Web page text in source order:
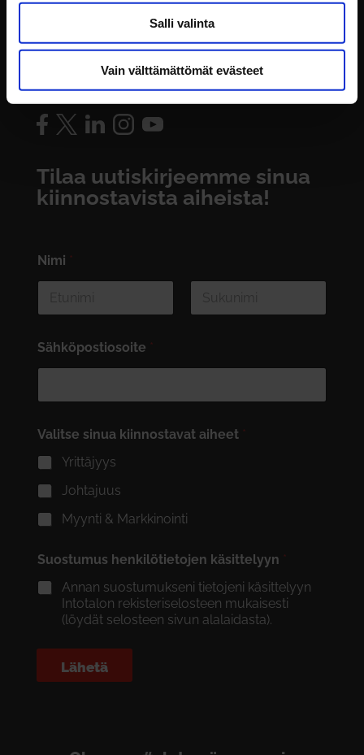
Salli valinta
Vain välttämättömät evästeet
Laskutustiedot
Seuraa meitä somessa:
Tilaa uutiskirjeemme sinua
kiinnostavista aiheista!
Nimi *
Sähköpostiosoite *
Valitse sinua kiinnostavat aiheet *
Yrittäjyys
Johtajuus
Myynti & Markkinointi
Suostumus henkilötietojen käsittelyyn *
Annan suostumukseni tietojeni käsittelyyn
Intotalon rekisteriselosteen mukaisesti
(löydät selosteen sivun alalaidasta).
Lähetä